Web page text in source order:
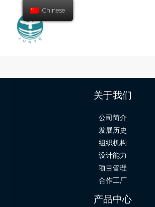
关于我们
公司简介
发展历史
组织机构
设计能力
项目管理
合作工厂
产品中心
Chinese